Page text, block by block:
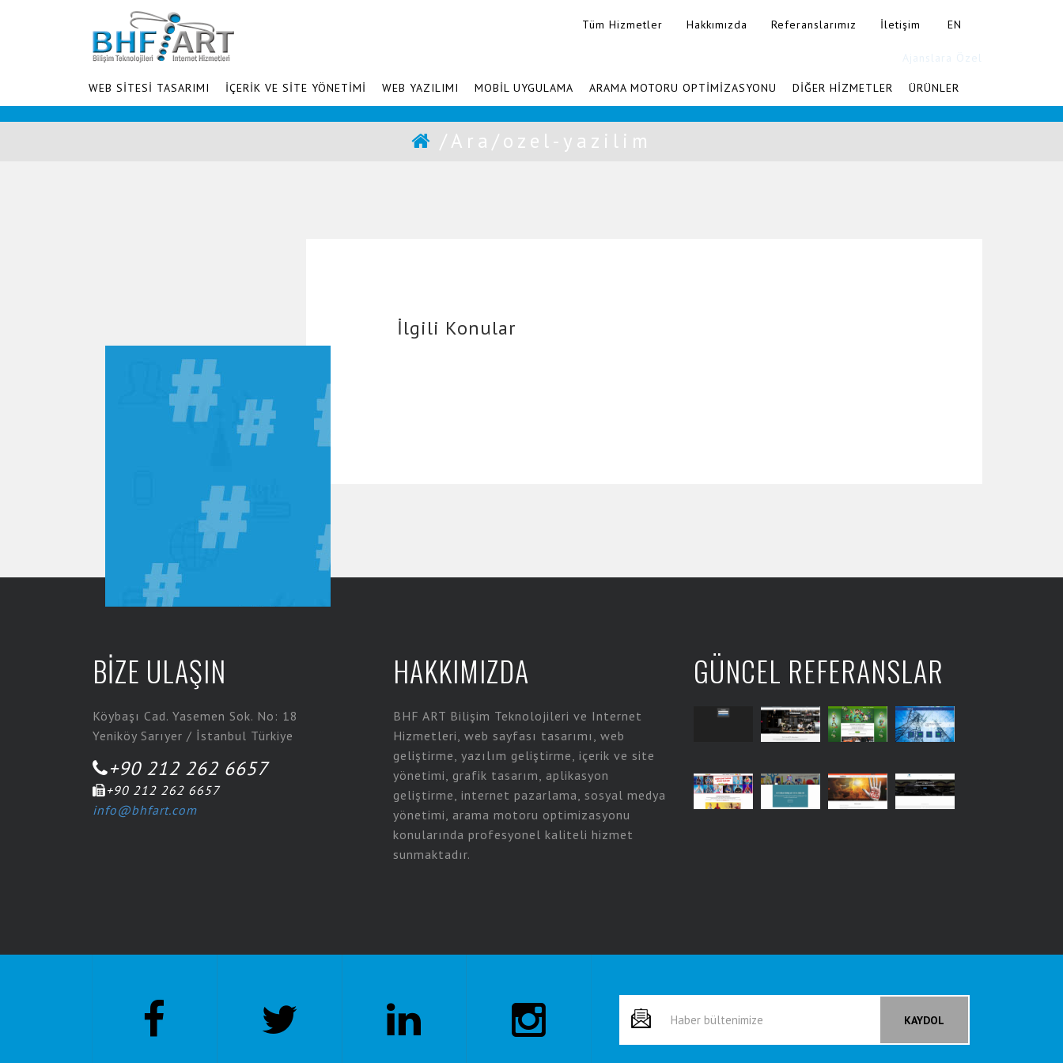
Tüm Hizmetler Hakkımızda Referanslarımız İletişim EN
Ajanslara Özel
WEB SİTESİ TASARIMI İÇERİK VE SİTE YÖNETİMİ WEB YAZILIMI MOBİL UYGULAMA ARAMA MOTORU OPTİMİZASYONU DİĞER HİZMETLER ÜRÜNLER
/Ara/ozel-yazilim
İlgili Konular
BİZE ULAŞIN
Köybaşı Cad. Yasemen Sok. No: 18
Yeniköy Sarıyer / İstanbul Türkiye
+90 212 262 6657
+90 212 262 6657
info@bhfart.com
HAKKIMIZDA
BHF ART Bilişim Teknolojileri ve Internet
Hizmetleri, web sayfası tasarımı, web
geliştirme, yazılım geliştirme, içerik ve site
yönetimi, grafik tasarım, aplikasyon
geliştirme, internet pazarlama, sosyal medya
yönetimi, arama motoru optimizasyonu
konularında profesyonel kaliteli hizmet
sunmaktadır.
GÜNCEL REFERANSLAR